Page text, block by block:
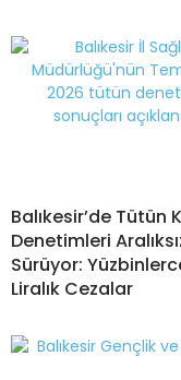
Balıkesir’de Tütün
Denetimleri
Sürüyor:
Liralık Cezalar